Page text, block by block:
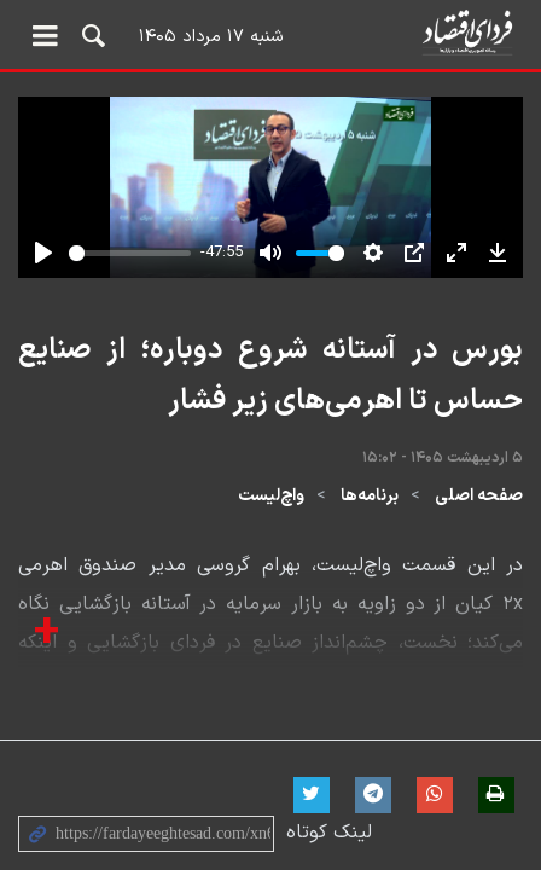
شنبه ۱۷ مرداد ۱۴۰۵
بورس در آستانه شروع دوباره؛ از صنایع
حساس تا اهرمی‌های زیر فشار
۵ اردیبهشت ۱۴۰۵ - ۱۵:۰۲
صفحه اصلی برنامه‌ها واچ‌لیست
در این قسمت واچ‌لیست، بهرام گروسی مدیر صندوق اهرمی
۲x کیان از دو زاویه به بازار سرمایه در آستانه بازگشایی نگاه
می‌کند؛ نخست، چشم‌انداز صنایع در فردای بازگشایی و اینکه
می‌شود.در بخش دیگری از گفت‌وگو، تمرکز بر صندوق‌های
اهرمی پیش از زنگ بازگشایی است؛ جایی که ماهیت اهرم‌دار
+
لینک کوتاه